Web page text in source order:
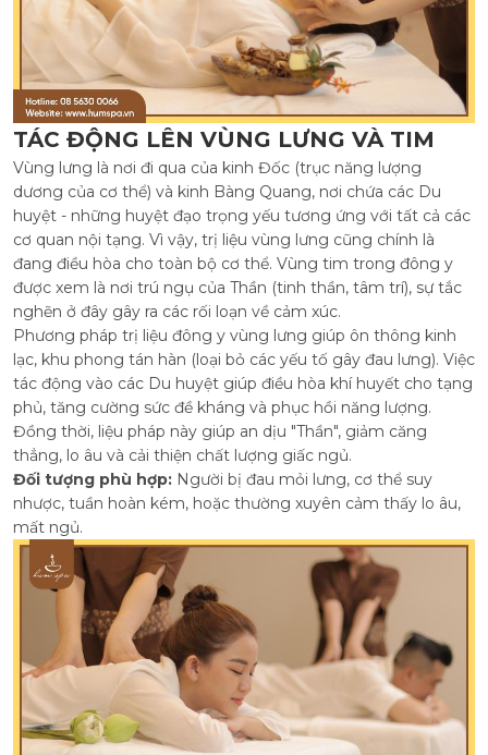
TÁC ĐỘNG LÊN VÙNG LƯNG VÀ TIM
Vùng lưng là nơi đi qua của kinh Đốc (trục năng lượng
dương của cơ thể) và kinh Bàng Quang, nơi chứa các Du
huyệt - những huyệt đạo trọng yếu tương ứng với tất cả các
cơ quan nội tạng. Vì vậy, trị liệu vùng lưng cũng chính là
đang điều hòa cho toàn bộ cơ thể. Vùng tim trong đông y
được xem là nơi trú ngụ của Thần (tinh thần, tâm trí), sự tắc
nghẽn ở đây gây ra các rối loạn về cảm xúc.
Phương pháp trị liệu đông y vùng lưng giúp ôn thông kinh
lạc, khu phong tán hàn (loại bỏ các yếu tố gây đau lưng). Việc
tác động vào các Du huyệt giúp điều hòa khí huyết cho tạng
phủ, tăng cường sức đề kháng và phục hồi năng lượng.
Đồng thời, liệu pháp này giúp an dịu "Thần", giảm căng
thẳng, lo âu và cải thiện chất lượng giấc ngủ.
Đối tượng phù hợp: Người bị đau mỏi lưng, cơ thể suy
nhược, tuần hoàn kém, hoặc thường xuyên cảm thấy lo âu,
mất ngủ.